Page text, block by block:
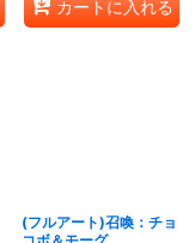
カートに入れる
(フルアート)召喚：チョ